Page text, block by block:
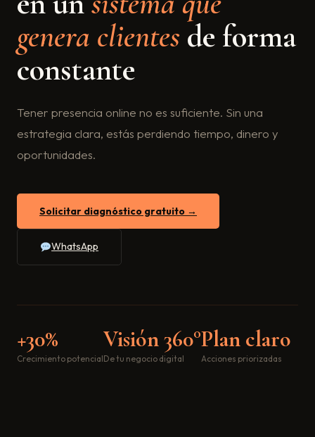
genera clientes de forma
constante
Tener presencia online no es suficiente. Sin una
estrategia clara, estás perdiendo tiempo, dinero y
oportunidades.
Solicitar diagnóstico gratuito →
WhatsApp
+30%
Crecimiento potencial
Visión 360°
De tu negocio digital
Plan claro
Acciones priorizadas